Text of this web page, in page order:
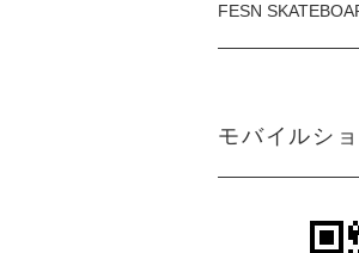
FESN
モバイルシ